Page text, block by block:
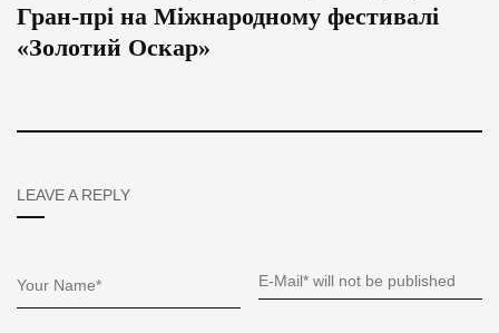
Гран-прі на Міжнародному фестивалі
«Золотий Оскар»
LEAVE A REPLY